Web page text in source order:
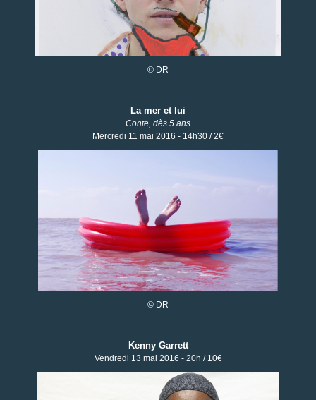
© DR
La mer et lui
Conte, dès 5 ans
Mercredi 11 mai 2016 - 14h30 / 2€
© DR
Kenny Garrett
Vendredi 13 mai 2016 - 20h / 10€